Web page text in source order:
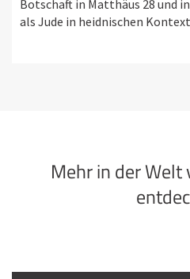
Botschaft in Matthäus 28 und
als Jude in heidnischen
Mehr in der